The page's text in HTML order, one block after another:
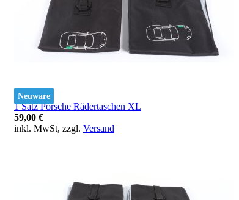
Neuware
1 Satz Porsche Rädertaschen XL
59,00 €
inkl. MwSt, zzgl. Versand